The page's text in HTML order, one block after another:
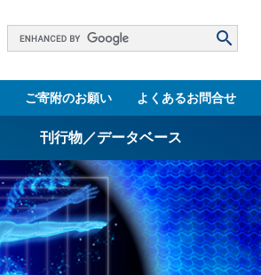
Google
ス
索
ご寄附のお願い よくあるお問合せ
刊行物／データベース
ー